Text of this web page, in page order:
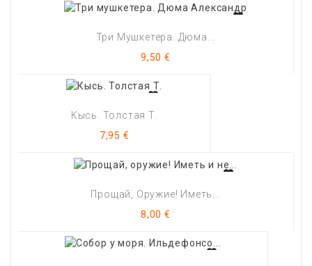
Три Мушкетера. Дюма...
Цена
9,50 €
Кысь. Толстая Т.
Цена
7,95 €
Прощай, Оружие! Иметь...
Цена
8,00 €